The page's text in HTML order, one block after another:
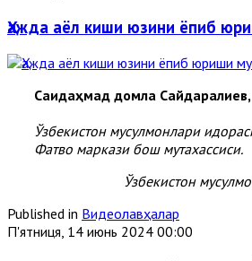
Ҳажда аёл киши юзини ёпиб
Саидаҳмад домла Сайдаралиев,
Ўзбекистон мусулмонлари
Фатво маркази бош мутахассиси.
Ўзбекистон
Published in Видеолавҳалар
П'ятниця, 14 июнь 2024 00:00